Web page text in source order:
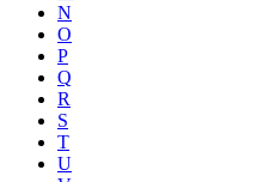
N
O
P
Q
R
S
T
U